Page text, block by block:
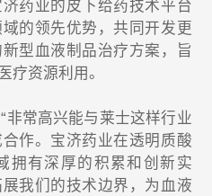
药业的皮下给药技术平台
的领先优势，共同开发更
型血液制品治疗方案，旨
疗资源利用。
“非常高兴能与莱士这样行业
作。宝济药业在透明质酸
拥有深厚的积累和创新实
我们的技术边界，为血液